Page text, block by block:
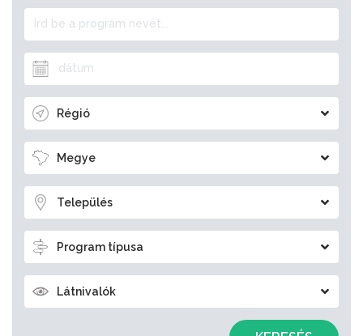
Régió
Megye
Település
Program típusa
Látnivalók